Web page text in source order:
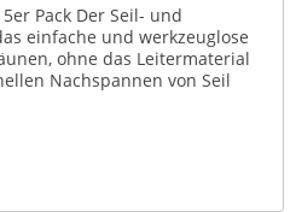
Pack Der Seil- und
einfache und werkzeuglose
ohne das Leitermaterial
Nachspannen von Seil